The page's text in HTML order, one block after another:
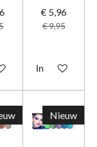
€ 5,96
€ 9,95
In
Nieuw